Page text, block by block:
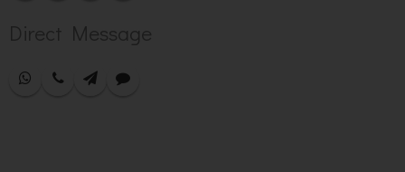
Direct Message